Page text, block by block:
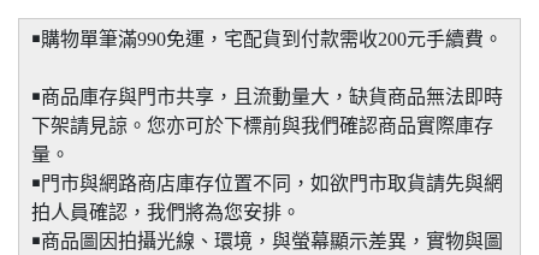
￭購物單筆滿990免運，宅配貨到付款需收200元手續費。
￭商品庫存與門市共享，且流動量大，缺貨商品無法即時
下架請見諒。您亦可於下標前與我們確認商品實際庫存
量。
￭門市與網路商店庫存位置不同，如欲門市取貨請先與網
拍人員確認，我們將為您安排。
￭商品圖因拍攝光線、環境，與螢幕顯示差異，實物與圖